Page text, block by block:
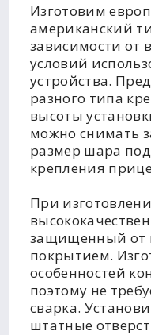
Изготовим
американский
зависимости от
условий
устройства.
разного типа
высоты
можно снимать
размер шара
крепления
При
защищенный от
покрытием.
особенностей
поэтому не
сварка.
штатные